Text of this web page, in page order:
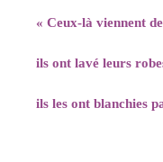
« Ceux-là viennent
ils ont lavé leurs
ils les ont blanchies